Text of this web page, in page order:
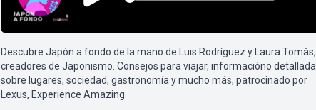
Descubre Japón a fondo de la mano de Luis Rodríguez y Laura Tomàs,
creadores de Japonismo. Consejos para viajar, informacióno detallada
sobre lugares, sociedad, gastronomía y mucho más, patrocinado por
Lexus, Experience Amazing.